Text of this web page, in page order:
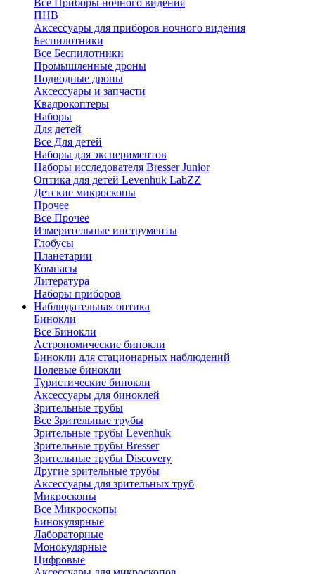
Все Приборы ночного видения
ПНВ
Аксессуары для приборов ночного видения
Беспилотники
Все Беспилотники
Промышленные дроны
Подводные дроны
Аксессуары и запчасти
Квадрокоптеры
Наборы
Для детей
Все Для детей
Наборы для экспериментов
Наборы исследователя Bresser Junior
Оптика для детей Levenhuk LabZZ
Детские микроскопы
Прочее
Все Прочее
Измерительные инструменты
Глобусы
Планетарии
Компасы
Литература
Наборы приборов
Наблюдательная оптика
Бинокли
Все Бинокли
Астрономические бинокли
Бинокли для стационарных наблюдений
Полевые бинокли
Туристические бинокли
Аксессуары для биноклей
Зрительные трубы
Все Зрительные трубы
Зрительные трубы Levenhuk
Зрительные трубы Bresser
Зрительные трубы Discovery
Другие зрительные трубы
Аксессуары для зрительных труб
Микроскопы
Все Микроскопы
Бинокулярные
Лабораторные
Монокулярные
Цифровые